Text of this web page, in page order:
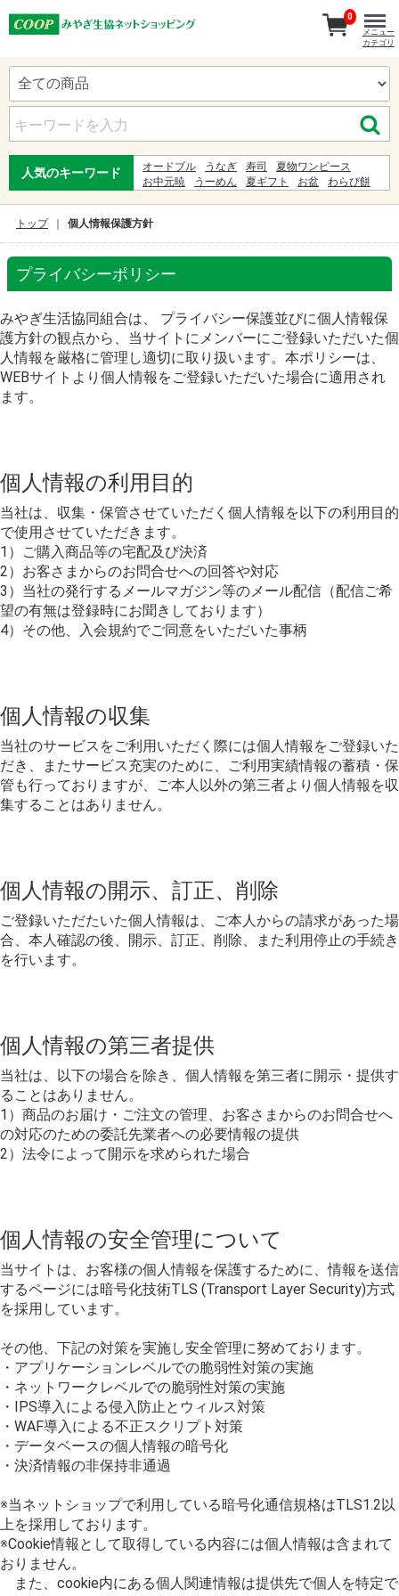
人気のキーワード オードブル うなぎ 寿司
夏物ワンピース
お中元暁
うーめん 夏ギフト お盆
わらび餅
the sacred serpents seduction
0
メニュー
カテゴリ
トップ 個人情報保護方針
プライバシーポリシー
みやぎ生活協同組合は、 プライバシー保護並びに個人情報保
護方針の観点から、当サイトにメンバーにご登録いただいた個
人情報を厳格に管理し適切に取り扱います。本ポリシーは、
WEBサイトより個人情報をご登録いただいた場合に適用され
ます。
個人情報の利用目的
当社は、収集・保管させていただく個人情報を以下の利用目的
で使用させていただきます。
1）ご購入商品等の宅配及び決済
2）お客さまからのお問合せへの回答や対応
3）当社の発行するメールマガジン等のメール配信（配信ご希
望の有無は登録時にお聞きしております）
4）その他、入会規約でご同意をいただいた事柄
個人情報の収集
当社のサービスをご利用いただく際には個人情報をご登録いた
だき、またサービス充実のために、ご利用実績情報の蓄積・保
管も行っておりますが、ご本人以外の第三者より個人情報を収
集することはありません。
個人情報の開示、訂正、削除
ご登録いただたいた個人情報は、ご本人からの請求があった場
合、本人確認の後、開示、訂正、削除、また利用停止の手続き
を行います。
個人情報の第三者提供
当社は、以下の場合を除き、個人情報を第三者に開示・提供す
ることはありません。
1）商品のお届け・ご注文の管理、お客さまからのお問合せへ
の対応のための委託先業者への必要情報の提供
2）法令によって開示を求められた場合
個人情報の安全管理について
当サイトは、お客様の個人情報を保護するために、情報を送信
するページには暗号化技術TLS (Transport Layer Security)方式
を採用しています。
その他、下記の対策を実施し安全管理に努めております。
・アプリケーションレベルでの脆弱性対策の実施
・ネットワークレベルでの脆弱性対策の実施
・IPS導入による侵入防止とウィルス対策
・WAF導入による不正スクリプト対策
・データベースの個人情報の暗号化
・決済情報の非保持非通過
※当ネットショップで利用している暗号化通信規格はTLS1.2以
上を採用しております。
※Cookie情報として取得している内容には個人情報は含まれて
おりません。
また、cookie内にある個人関連情報は提供先で個人を特定で